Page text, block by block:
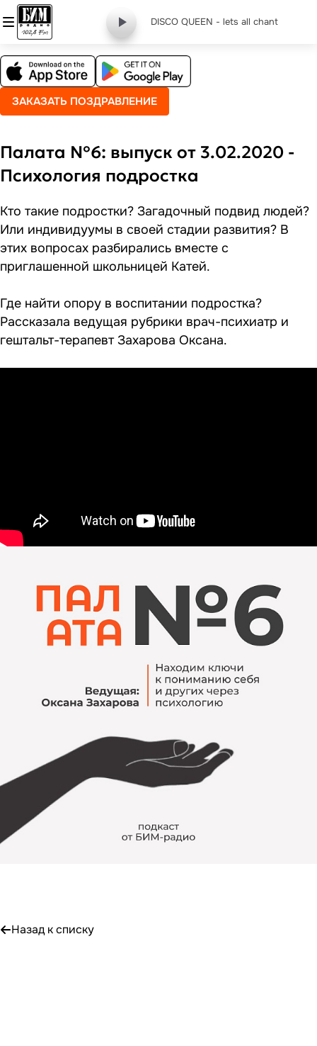
DISCO QUEEN - lets all chant
ЗАКАЗАТЬ ПОЗДРАВЛЕНИЕ
Палата №6: выпуск от 3.02.2020 -
Психология подростка
Кто такие подростки? Загадочный подвид людей?
Или индивидуумы в своей стадии развития? В
этих вопросах разбирались вместе с
приглашенной школьницей Катей.
Где найти опору в воспитании подростка?
Рассказала ведущая рубрики врач-психиатр и
гештальт-терапевт Захарова Оксана.
Назад к списку